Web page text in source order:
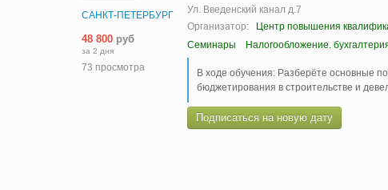
САНКТ-ПЕТЕРБУРГ
48 800 руб
за 2 дня
73 просмотра
Ул. Введенский канал д.7
Организатор:
Центр повышения
Семинары
Налогообложение.
В ходе обучения: Разберёте основные
бюджетирования в строительстве и
Подписаться на новую дату